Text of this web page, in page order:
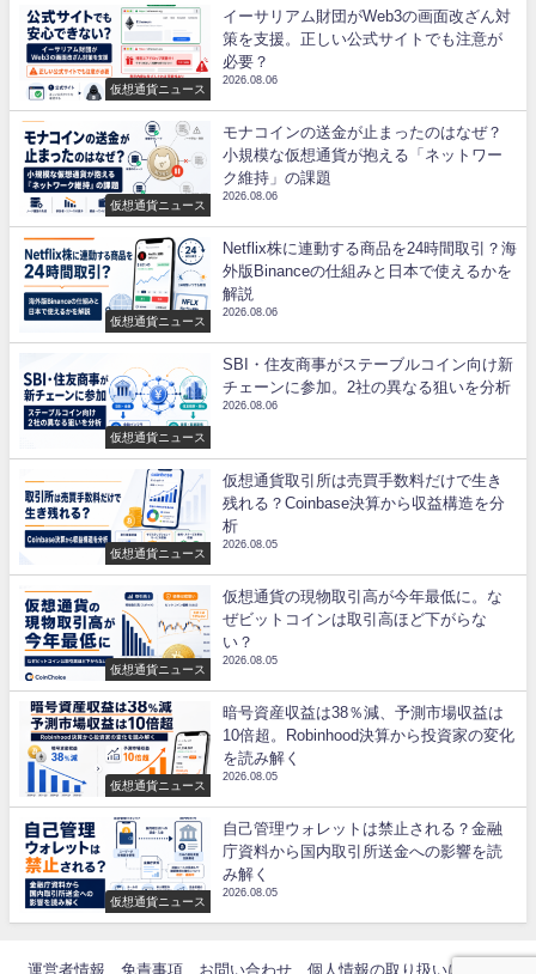
仮想通貨ニュース
イーサリアム財団がWeb3の画面改ざん対
策を支援。正しい公式サイトでも注意が
必要？
2026.08.06
仮想通貨ニュース
モナコインの送金が止まったのはなぜ？
小規模な仮想通貨が抱える「ネットワー
ク維持」の課題
2026.08.06
仮想通貨ニュース
Netflix株に連動する商品を24時間取引？海
外版Binanceの仕組みと日本で使えるかを
解説
2026.08.06
仮想通貨ニュース
SBI・住友商事がステーブルコイン向け新
チェーンに参加。2社の異なる狙いを分析
2026.08.06
仮想通貨ニュース
仮想通貨取引所は売買手数料だけで生き
残れる？Coinbase決算から収益構造を分
析
2026.08.05
仮想通貨ニュース
仮想通貨の現物取引高が今年最低に。な
ぜビットコインは取引高ほど下がらな
い？
2026.08.05
仮想通貨ニュース
暗号資産収益は38％減、予測市場収益は
10倍超。Robinhood決算から投資家の変化
を読み解く
2026.08.05
仮想通貨ニュース
自己管理ウォレットは禁止される？金融
庁資料から国内取引所送金への影響を読
み解く
2026.08.05
運営者情報 免責事項 お問い合わせ 個人情報の取り扱いについて